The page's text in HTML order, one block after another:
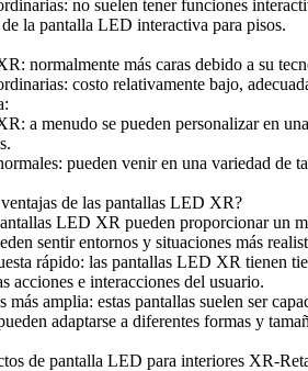
no suelen tener funciones
la pantalla LED interactiva para pisos.
normalmente más caras debido a su
costo relativamente bajo,
a menudo se pueden personalizar en
pueden venir en una variedad de
de las pantallas LED XR?
LED XR pueden proporcionar un
sentir entornos y situaciones más
rápido: las pantallas LED XR tienen
acciones e interacciones del usuario.
más amplia: estas pantallas suelen ser
adaptarse a diferentes formas y
de pantalla LED para interiores XR-